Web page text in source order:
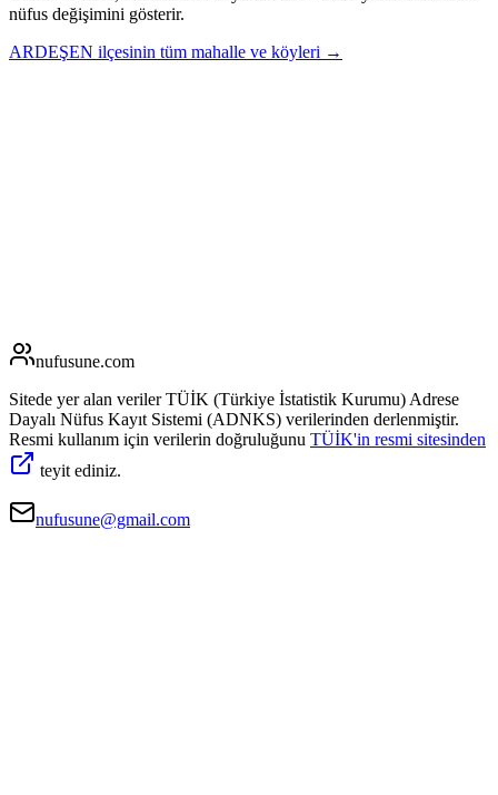
nüfus değişimini gösterir.
ARDEŞEN ilçesinin tüm mahalle ve köyleri →
nufusune.com
Sitede yer alan veriler TÜİK (Türkiye İstatistik Kurumu) Adrese
Dayalı Nüfus Kayıt Sistemi (ADNKS) verilerinden derlenmiştir.
Resmi kullanım için verilerin doğruluğunu TÜİK'in resmi sitesinden
teyit ediniz.
nufusune@gmail.com